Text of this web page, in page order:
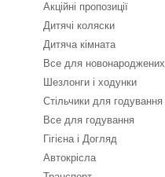
Акційні пропозиції
Дитячі коляски
Дитяча кімната
Все для новонароджених
Шезлонги і ходунки
Стільчики для годування
Все для годування
Гігієна і Догляд
Автокрісла